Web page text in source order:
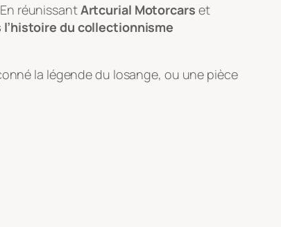
réunissantArtcurial Motorcars et
du collectionnisme
la légende du losange, ou une pièce